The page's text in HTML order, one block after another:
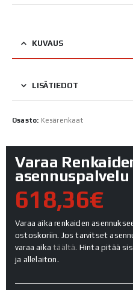
KUVAUS
LISÄTIEDOT
Osasto: Kesärenkaat
Varaa
asennuspalvelu
618,36€
Varaa aika renkaiden
ostoskoriin. Jos tarvitset
varaa aikatäältä. Hinta pitää
ja allelaiton.